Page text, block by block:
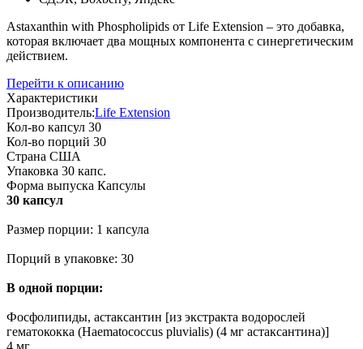
Astaxanthin with Phospholipids от Life Extension – это добавка,
которая включает два мощных компонента с синергетическим
действием.
Перейти к описанию
Характеристики
Производитель:Life Extension
Кол-во капсул 30
Кол-во порций 30
Страна США
Упаковка 30 капс.
Форма выпуска Капсулы
30 капсул
Размер порции: 1 капсула
Порций в упаковке: 30
В одной порции:
Фосфолипиды, астаксантин [из экстракта водорослей
гематококка (Haematococcus pluvialis) (4 мг астаксантина)]
4 мг